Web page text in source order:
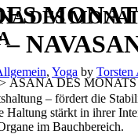
> ASANA DES
DES
, Yoga by Torsten
– fördert die
Haltung stärkt in ihrer
im Bauchbereich.